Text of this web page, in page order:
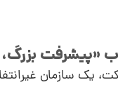
«پیشرفت
یک سازمان